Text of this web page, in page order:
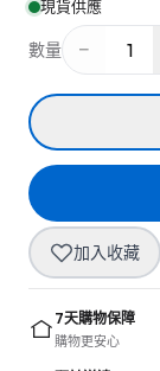
現貨供應
數量 − 1
加入收藏
7天購物保障
購物更安心